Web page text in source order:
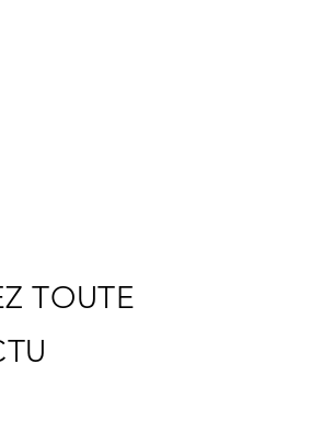
TOUTE